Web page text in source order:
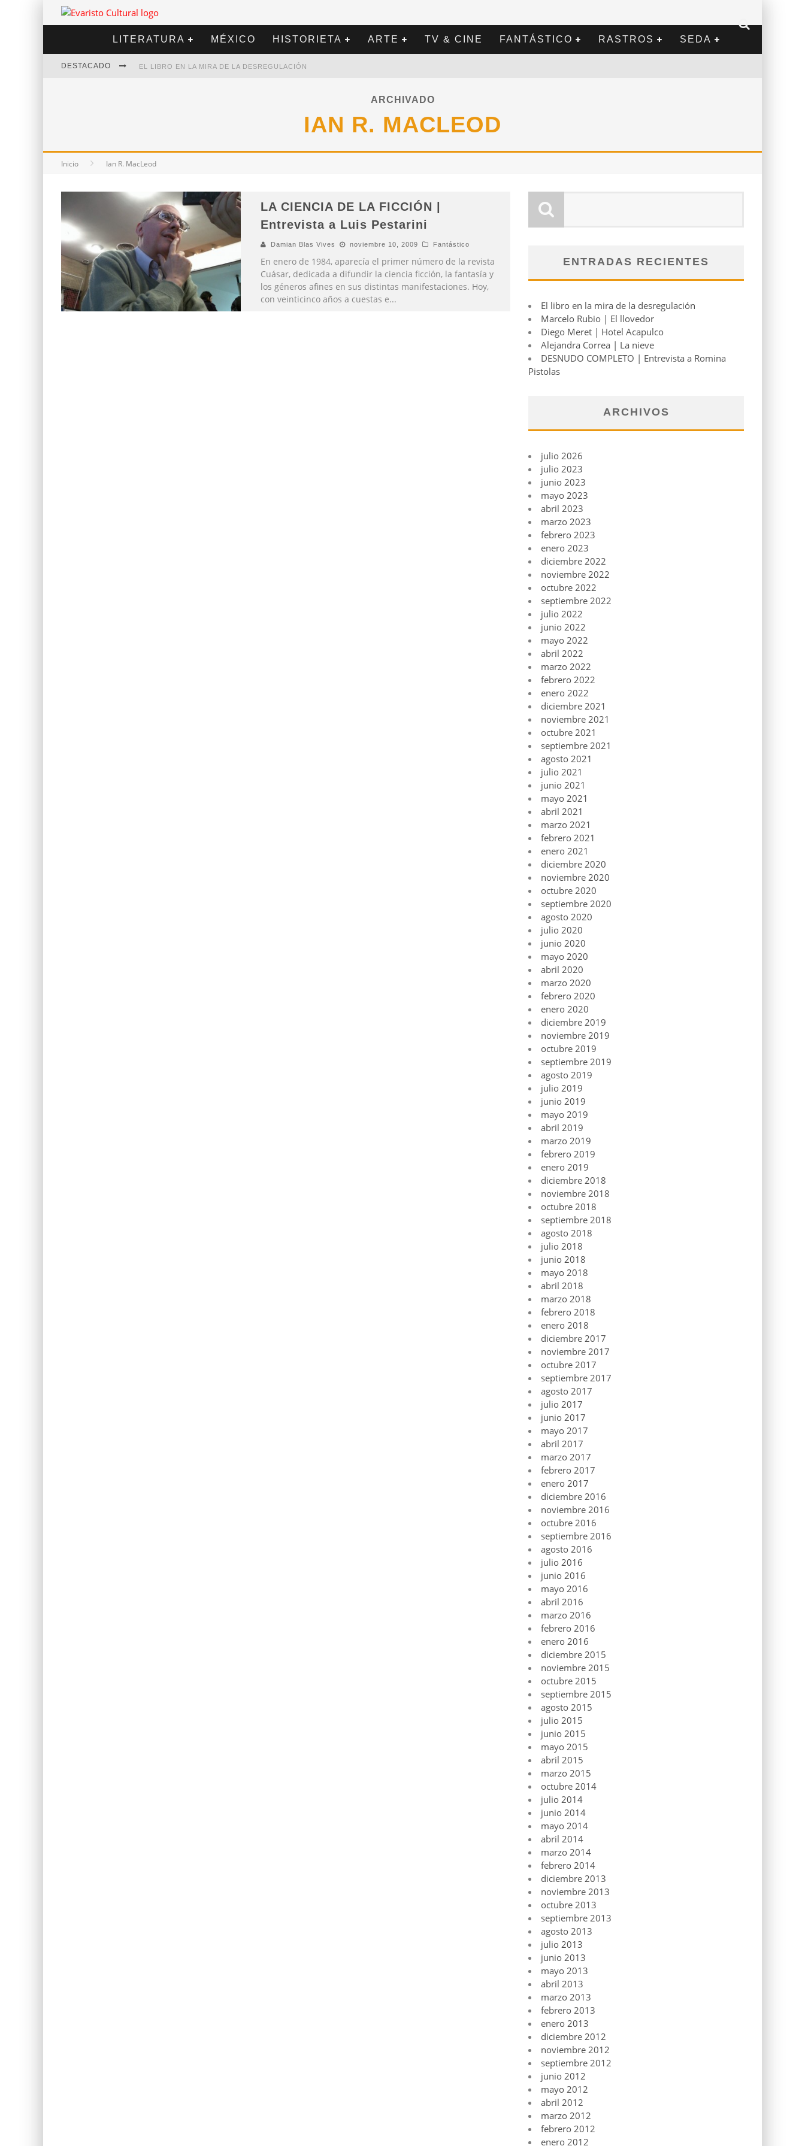
LITERATURA MÉXICO HISTORIETA ARTE TV & CINE FANTÁSTICO RASTROS SEDA
DESTACADO EL LIBRO EN LA MIRA DE LA DESREGULACIÓN
ARCHIVADO
IAN R. MACLEOD
Inicio Ian R. MacLeod
LA CIENCIA DE LA FICCIÓN |
Entrevista a Luis Pestarini
Damian Blas Vives noviembre 10, 2009 Fantástico
En enero de 1984, aparecía el primer número de la revista
Cuásar, dedicada a difundir la ciencia ficción, la fantasía y
los géneros afines en sus distintas manifestaciones. Hoy,
con veinticinco años a cuestas e...
ENTRADAS RECIENTES
El libro en la mira de la desregulación
Marcelo Rubio | El llovedor
Diego Meret | Hotel Acapulco
Alejandra Correa | La nieve
DESNUDO COMPLETO | Entrevista a Romina
Pistolas
ARCHIVOS
julio 2026
julio 2023
junio 2023
mayo 2023
abril 2023
marzo 2023
febrero 2023
enero 2023
diciembre 2022
noviembre 2022
octubre 2022
septiembre 2022
julio 2022
junio 2022
mayo 2022
abril 2022
marzo 2022
febrero 2022
enero 2022
diciembre 2021
noviembre 2021
octubre 2021
septiembre 2021
agosto 2021
julio 2021
junio 2021
mayo 2021
abril 2021
marzo 2021
febrero 2021
enero 2021
diciembre 2020
noviembre 2020
octubre 2020
septiembre 2020
agosto 2020
julio 2020
junio 2020
mayo 2020
abril 2020
marzo 2020
febrero 2020
enero 2020
diciembre 2019
noviembre 2019
octubre 2019
septiembre 2019
agosto 2019
julio 2019
junio 2019
mayo 2019
abril 2019
marzo 2019
febrero 2019
enero 2019
diciembre 2018
noviembre 2018
octubre 2018
septiembre 2018
agosto 2018
julio 2018
junio 2018
mayo 2018
abril 2018
marzo 2018
febrero 2018
enero 2018
diciembre 2017
noviembre 2017
octubre 2017
septiembre 2017
agosto 2017
julio 2017
junio 2017
mayo 2017
abril 2017
marzo 2017
febrero 2017
enero 2017
diciembre 2016
noviembre 2016
octubre 2016
septiembre 2016
agosto 2016
julio 2016
junio 2016
mayo 2016
abril 2016
marzo 2016
febrero 2016
enero 2016
diciembre 2015
noviembre 2015
octubre 2015
septiembre 2015
agosto 2015
julio 2015
junio 2015
mayo 2015
abril 2015
marzo 2015
octubre 2014
julio 2014
junio 2014
mayo 2014
abril 2014
marzo 2014
febrero 2014
diciembre 2013
noviembre 2013
octubre 2013
septiembre 2013
agosto 2013
julio 2013
junio 2013
mayo 2013
abril 2013
marzo 2013
febrero 2013
enero 2013
diciembre 2012
noviembre 2012
septiembre 2012
junio 2012
mayo 2012
abril 2012
marzo 2012
febrero 2012
enero 2012